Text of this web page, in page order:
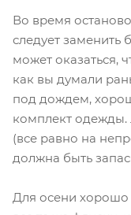
Во время
следует заменить
может оказаться,
как вы думали
под дождем,
комплект одежды.
(все равно на
должна быть
Для осени хорошо